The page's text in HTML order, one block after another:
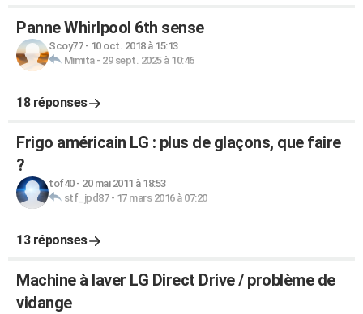
Panne Whirlpool 6th sense
Scoy77- 10 oct. 2018 à 15:13
Mimita- 29 sept. 2025 à 10:46
18 réponses
Frigo américain LG : plus de glaçons, que faire
?
tof40- 20 mai 2011 à 18:53
stf_jpd87- 17 mars 2016 à 07:20
13 réponses
Machine à laver LG Direct Drive / problème de
vidange